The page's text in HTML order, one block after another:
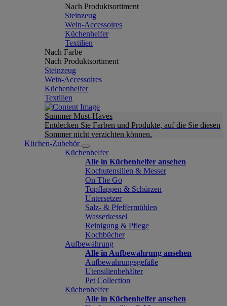
Nach Produktsortiment
Steinzeug
Wein-Accessoires
Küchenhelfer
Textilien
Nach Farbe
Nach Produktsortiment
Steinzeug
Wein-Accessoires
Küchenhelfer
Textilien
Summer Must-Haves
Entdecken Sie Farben und Produkte, auf die Sie diesen
Sommer nicht verzichten können.
Küchen-Zubehör
Küchenhelfer
Alle in Küchenhelfer ansehen
Kochutensilien & Messer
On The Go
Topflappen & Schürzen
Untersetzer
Salz- & Pfeffermühlen
Wasserkessel
Reinigung & Pflege
Kochbücher
Aufbewahrung
Alle in Aufbewahrung ansehen
Aufbewahrungsgefäße
Utensilienbehälter
Pet Collection
Küchenhelfer
Alle in Küchenhelfer ansehen